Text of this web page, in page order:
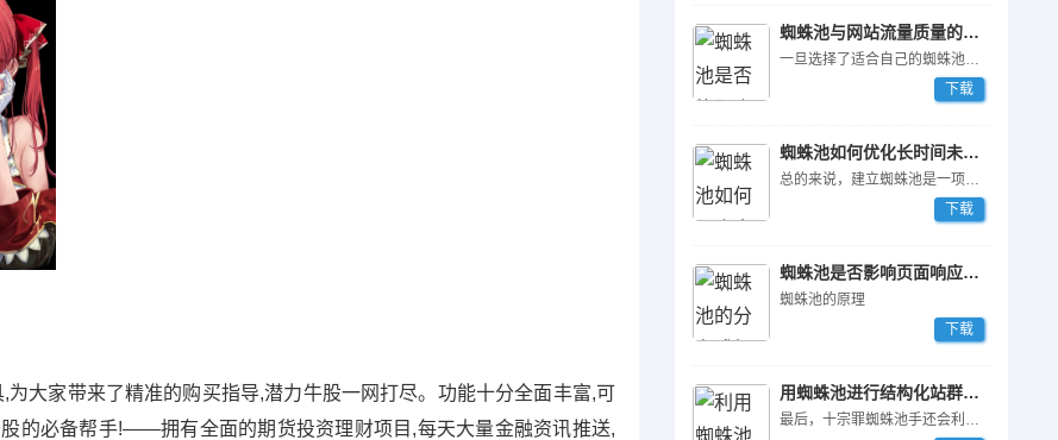
蜘蛛池与网站流量质量的关联
一旦选择了适合自己的蜘蛛池程序，接下来就是搭建蜘蛛池服务器。蜘蛛池服务器的选择对于蜘蛛池的性能和稳定性有着非常大的影响。通常情况下，建议选择高性能的服务器，并且保证服务器的带宽足够大。此外，还需要考虑到服务器的地理位置，选择离自己网站所在地区较近的服务器可以减少访问延迟，提升蜘蛛池的效率。
下载
蜘蛛池如何优化长时间未收录页面？
总的来说，建立蜘蛛池是一项需要考虑多方面因素的工作。选择合适的蜘蛛池程序、搭建蜘蛛池服务器以及存储和分析数据都是非常重要的步骤。只有在全面考虑了这些因素之后，才能建立一个稳定、高效的蜘蛛池，为网站的SEO优化提供有力的支持。
下载
蜘蛛池是否影响页面响应速度？
蜘蛛池的原理
下载
用蜘蛛池进行结构化站群推广
最后，十宗罪蜘蛛池手还会利用蜘蛛池程序来进行虚假点击和恶意注入等活动。他们可以设置一些自动点击和恶意代码，从而在搜索引擎的排名中获得不正当的优势，严重扰乱了市场秩序和公平竞争。
大家带来了精准的购买指导,潜力牛股一网打尽。功能十分全面丰富,可
的必备帮手!——拥有全面的期货投资理财项目,每天大量金融资讯推送,